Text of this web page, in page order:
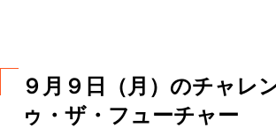
９月９日（月）のチャレ
ゥ・ザ・フューチャー